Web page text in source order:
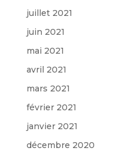
juillet 2021
juin 2021
mai 2021
avril 2021
mars 2021
février 2021
janvier 2021
décembre 2020